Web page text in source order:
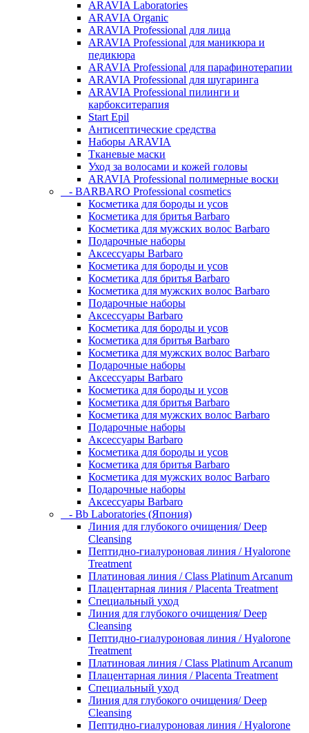
ARAVIA Laboratories
ARAVIA Organic
ARAVIA Professional для лица
ARAVIA Professional для маникюра и
педикюра
ARAVIA Professional для парафинотерапии
ARAVIA Professional для шугаринга
ARAVIA Professional пилинги и
карбокситерапия
Start Epil
Антисептические средства
Наборы ARAVIA
Тканевые маски
Уход за волосами и кожей головы
ARAVIA Professional полимерные воски
- BARBARO Professional cosmetics
Косметика для бороды и усов
Косметика для бритья Barbaro
Косметика для мужских волос Barbaro
Подарочные наборы
Аксессуары Barbaro
Косметика для бороды и усов
Косметика для бритья Barbaro
Косметика для мужских волос Barbaro
Подарочные наборы
Аксессуары Barbaro
Косметика для бороды и усов
Косметика для бритья Barbaro
Косметика для мужских волос Barbaro
Подарочные наборы
Аксессуары Barbaro
Косметика для бороды и усов
Косметика для бритья Barbaro
Косметика для мужских волос Barbaro
Подарочные наборы
Аксессуары Barbaro
Косметика для бороды и усов
Косметика для бритья Barbaro
Косметика для мужских волос Barbaro
Подарочные наборы
Аксессуары Barbaro
- Bb Laboratories (Япония)
Линия для глубокого очищения/ Deep
Cleansing
Пептидно-гиалуроновая линия / Hyalorone
Treatment
Платиновая линия / Class Platinum Arcanum
Плацентарная линия / Placenta Treatment
Специальный уход
Линия для глубокого очищения/ Deep
Cleansing
Пептидно-гиалуроновая линия / Hyalorone
Treatment
Платиновая линия / Class Platinum Arcanum
Плацентарная линия / Placenta Treatment
Специальный уход
Линия для глубокого очищения/ Deep
Cleansing
Пептидно-гиалуроновая линия / Hyalorone